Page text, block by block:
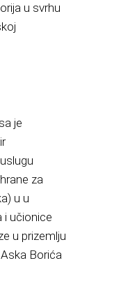
u svrhu
je
za
u u
i učionice
u prizemlju
Borića